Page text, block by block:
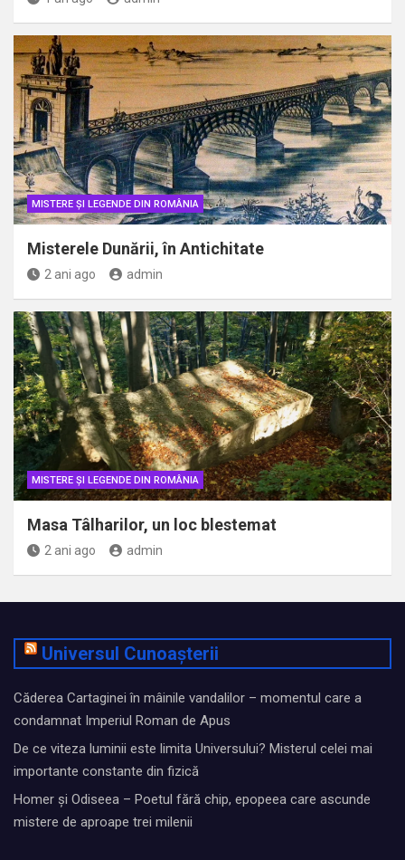
MISTERE ȘI LEGENDE DIN ROMÂNIA
Misterele Dunării, în Antichitate
2 ani ago admin
MISTERE ȘI LEGENDE DIN ROMÂNIA
Masa Tâlharilor, un loc blestemat
2 ani ago admin
Universul Cunoașterii
Căderea Cartaginei în mâinile vandalilor – momentul care a
condamnat Imperiul Roman de Apus
De ce viteza luminii este limita Universului? Misterul celei mai
importante constante din fizică
Homer și Odiseea – Poetul fără chip, epopeea care ascunde
mistere de aproape trei milenii